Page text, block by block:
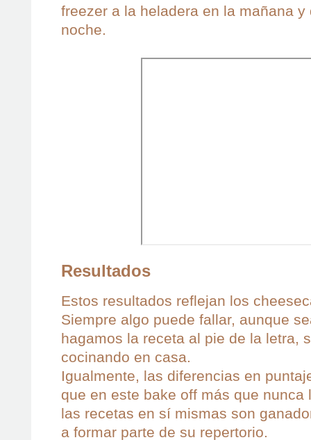
freezer a la heladera en la mañana y
noche.
Resultados
Estos resultados reflejan los
Siempre algo puede fallar, aunque
hagamos la receta al pie de la letra,
cocinando en casa.
Igualmente, las diferencias en
que en este bake off más que nunca
las recetas en sí mismas son
a formar parte de su repertorio.